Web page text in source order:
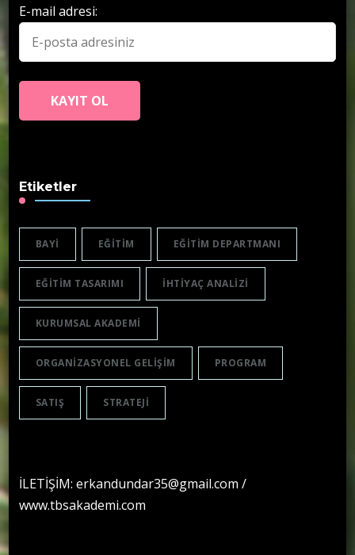
E-mail adresi:
Etiketler
BAYI EĞITIM EĞITIM DEPARTMANI
EĞITIM TASARIMI IHTIYAÇ ANALIZI
KURUMSAL AKADEMI
ORGANIZASYONEL GELIŞIM PROGRAM
SATIŞ STRATEJI
İLETİŞİM: erkandundar35@gmail.com /
www.tbsakademi.com